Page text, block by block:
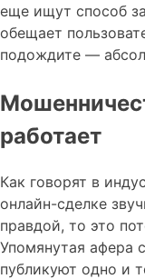
еще ищут способ
обещает
подождите —
работает
Как говорят в
онлайн-сделке
правдой, то это
Упомянутая афера
публикуют одно и